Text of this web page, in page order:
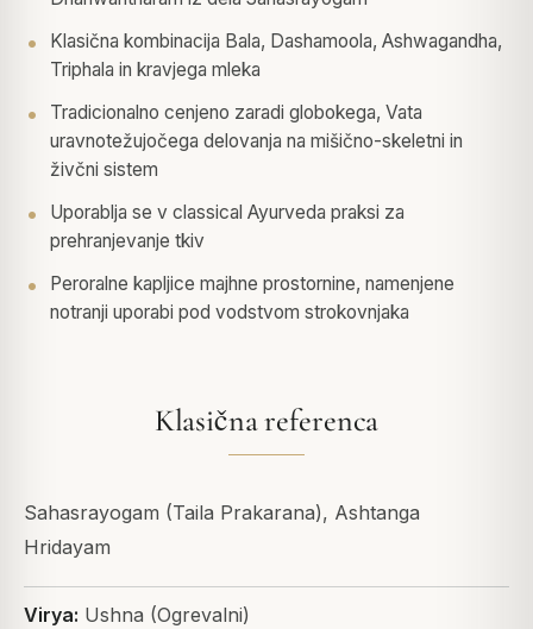
Klasična kombinacija Bala, Dashamoola, Ashwagandha,
Triphala in kravjega mleka
Tradicionalno cenjeno zaradi globokega, Vata
uravnotežujočega delovanja na mišično-skeletni in
živčni sistem
Uporablja se v classical Ayurveda praksi za
prehranjevanje tkiv
Peroralne kapljice majhne prostornine, namenjene
notranji uporabi pod vodstvom strokovnjaka
Klasična referenca
Sahasrayogam (Taila Prakarana), Ashtanga
Hridayam
Virya: Ushna (Ogrevalni)